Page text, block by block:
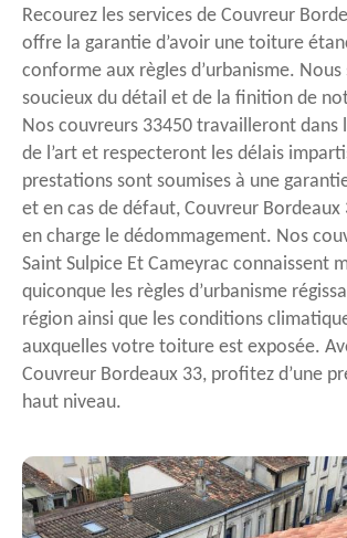
Recourez les services de Couvreur
offre la garantie d’avoir une toiture
conforme aux règles d’urbanisme. Nous
soucieux du détail et de la finition de
Nos couvreurs 33450 travailleront dans
de l’art et respecteront les délais
prestations sont soumises à une
et en cas de défaut, Couvreur Bordeaux
en charge le dédommagement. Nos
Saint Sulpice Et Cameyrac connaissent
quiconque les règles d’urbanisme
région ainsi que les conditions
auxquelles votre toiture est exposée.
Couvreur Bordeaux 33, profitez d’une
haut niveau.